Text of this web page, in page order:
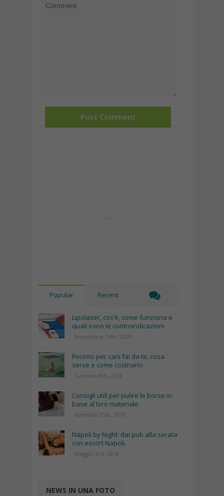
Popular Recent
Lipolaser, cos’è, come funziona e
quali sono le controindicazioni
Novembre 14th, 2018
Recinto per cani fai da te, cosa
serve e come costruirlo
Gennaio 8th, 2018
Consigli utili per pulire le borse in
base al loro materiale
Gennaio 15th, 2018
Napoli by Night: dai pub alla serata
con escort Napoli.
Maggio 3rd, 2018
NEWS IN UNA FOTO